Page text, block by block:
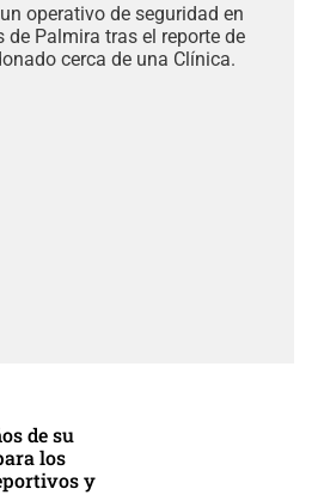
operativo de seguridad en
de Palmira tras el reporte de
cerca de una Clínica.
de su
los
y